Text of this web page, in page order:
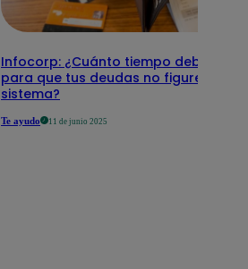
Infocorp: ¿Cuánto tiempo debe pasar
para que tus deudas no figuren en su
sistema?
Te ayudo 11 de junio 2025